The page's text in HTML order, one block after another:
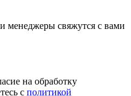
менеджеры свяжутся с вами
на обработку
с политикой